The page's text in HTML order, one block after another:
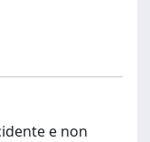
e non